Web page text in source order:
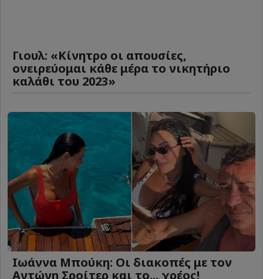
Γιουλ: «Κίνητρο οι απουσίες,
ονειρεύομαι κάθε μέρα το νικητήριο
καλάθι του 2023»
Ιωάννα Μπούκη: Οι διακοπές με τον
Αντώνη Σροίτερ και το... χρέος!